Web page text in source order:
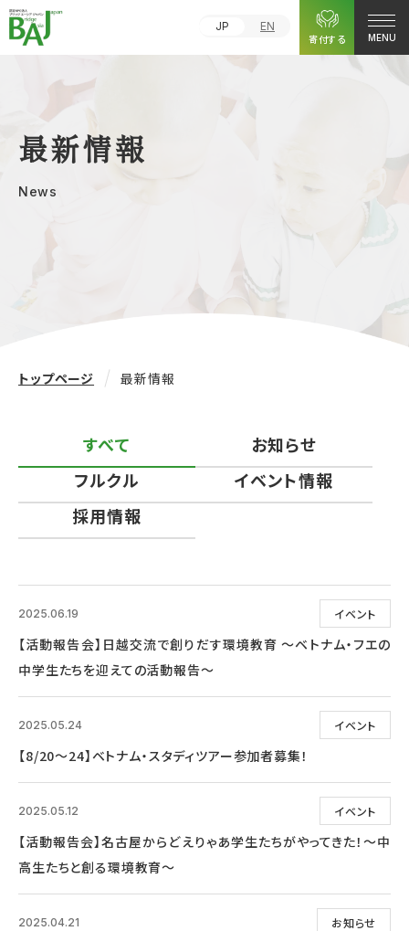
JP
EN
寄付する
MENU
最新情報
News
トップページ 最新情報
すべて
お知らせ
フルクル
イベント情報
採用情報
イベント
2025.06.19
【活動報告会】日越交流で創りだす環境教育 ～ベトナム・フエの
中学生たちを迎えての活動報告～
イベント
2025.05.24
【8/20～24】ベトナム・スタディツアー参加者募集！
イベント
2025.05.12
【活動報告会】名古屋からどえりゃあ学生たちがやってきた！～中
高生たちと創る環境教育～
お知らせ
2025.04.21